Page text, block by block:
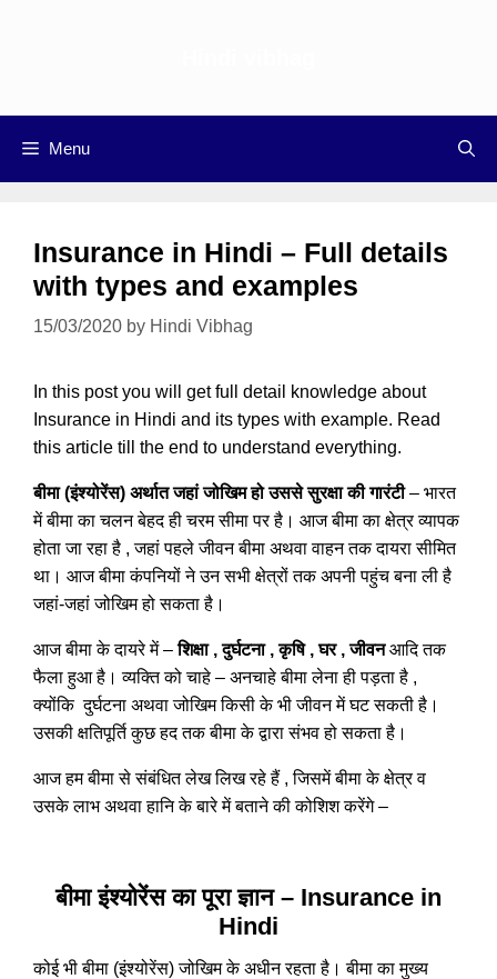
Menu
Insurance in Hindi – Full details
with types and examples
15/03/2020 by Hindi Vibhag
In this post you will get full detail knowledge about
Insurance in Hindi and its types with example. Read
this article till the end to understand everything.
बीमा (इंश्योरेंस) अर्थात जहां जोखिम हो उससे सुरक्षा की गारंटी– भारत
में बीमा का चलन बेहद ही चरम सीमा पर है। आज बीमा का क्षेत्र व्यापक
होता जा रहा है , जहां पहले जीवन बीमा अथवा वाहन तक दायरा सीमित
था। आज बीमा कंपनियों ने उन सभी क्षेत्रों तक अपनी पहुंच बना ली है
जहां-जहां जोखिम हो सकता है।
आज बीमा के दायरे में –शिक्षा , दुर्घटना , कृषि , घर , जीवनआदि तक
फैला हुआ है। व्यक्ति को चाहे – अनचाहे बीमा लेना ही पड़ता है ,
क्योंकि दुर्घटना अथवा जोखिम किसी के भी जीवन में घट सकती है।
उसकी क्षतिपूर्ति कुछ हद तक बीमा के द्वारा संभव हो सकता है।
आज हम बीमा से संबंधित लेख लिख रहे हैं , जिसमें बीमा के क्षेत्र व
उसके लाभ अथवा हानि के बारे में बताने की कोशिश करेंगे –
बीमा इंश्योरेंस का पूरा ज्ञान – Insurance in
Hindi
कोई भी बीमा (इंश्योरेंस) जोखिम के अधीन रहता है। बीमा का मुख्य